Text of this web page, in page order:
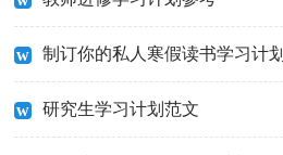
制订你的私人寒假读书学习计划
研究生学习计划范文